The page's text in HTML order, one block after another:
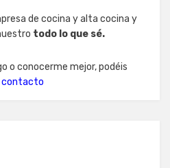
de cocina y alta cocina y
todo lo que sé.
o conocerme mejor, podéis
contacto